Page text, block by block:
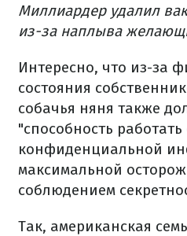
Миллиардер удалил
из-за наплыва
Интересно, что из-за
состояния
собачья няня также
"способность работать
конфиденциальной
максимальной
соблюдением
Так, американская